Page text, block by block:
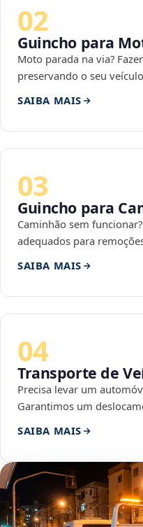
02
Guincho para
Moto parada na via?
preservando o seu
SAIBA MAIS
03
Guincho para
Caminhão sem
adequados para
SAIBA MAIS
04
Transporte de
Precisa levar um
Garantimos um
SAIBA MAIS